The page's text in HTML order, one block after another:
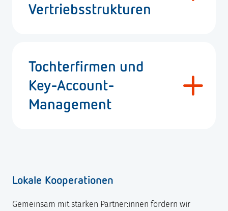
Vertriebsstrukturen
Tochterfirmen und
Key-Account-
Management
Lokale Kooperationen
Gemeinsam mit starken Partner:innen fördern wir